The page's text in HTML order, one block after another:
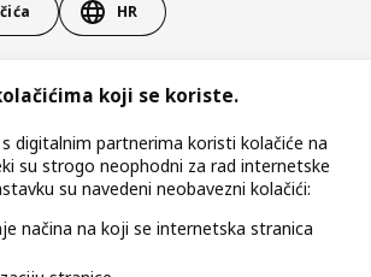
HR
2026
kolačiće (Cookies) Uvjeti poslovanja
Etično otkrivanje sigurnosnih nedostataka
koji se koriste.
s digitalnim partnerima koristi kolačiće na
su strogo neophodni za rad internetske
su navedeni neobavezni kolačići:
načina na koji se internetska stranica